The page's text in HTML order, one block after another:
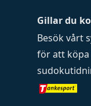
Gillar du
Besök vårt
för att köpa